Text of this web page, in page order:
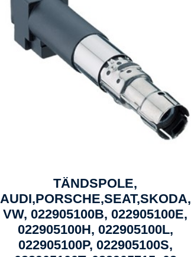
TÄNDSPOLE,
AUDI,PORSCHE,SEAT,SKODA,
VW, 022905100B, 022905100E,
022905100H, 022905100L,
022905100P, 022905100S,